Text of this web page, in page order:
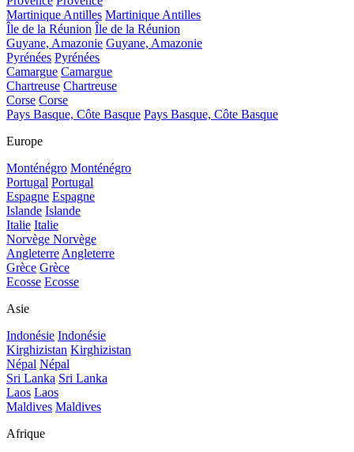
Martinique Antilles Martinique Antilles
Île de la Réunion Île de la Réunion
Guyane, Amazonie Guyane, Amazonie
Pyrénées Pyrénées
Camargue Camargue
Chartreuse Chartreuse
Corse Corse
Pays Basque, Côte Basque Pays Basque, Côte Basque
Europe
Monténégro Monténégro
Portugal Portugal
Espagne Espagne
Islande Islande
Italie Italie
Norvège Norvège
Angleterre Angleterre
Grèce Grèce
Ecosse Ecosse
Asie
Indonésie Indonésie
Kirghizistan Kirghizistan
Népal Népal
Sri Lanka Sri Lanka
Laos Laos
Maldives Maldives
Afrique